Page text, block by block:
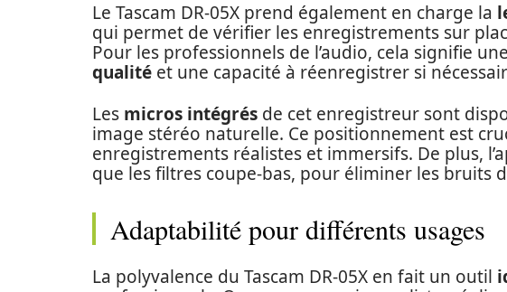
Le Tascam DR-05X prend également en charge la
qui permet de vérifier les enregistrements sur
Pour les professionnels de l’audio, cela signifie
qualité et une capacité à réenregistrer si
Les micros intégrés de cet enregistreur sont
image stéréo naturelle. Ce positionnement est
enregistrements réalistes et immersifs. De plus,
que les filtres coupe-bas, pour éliminer les bruits
Adaptabilité pour différents usages
La polyvalence du Tascam DR-05X en fait un outil